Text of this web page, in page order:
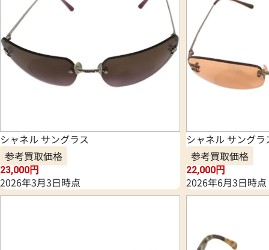
シャネル サングラス
参考買取価格
23,000円
2026年3月3日時点
シャネル サングラ
参考買取価格
22,000円
2026年6月3日時点